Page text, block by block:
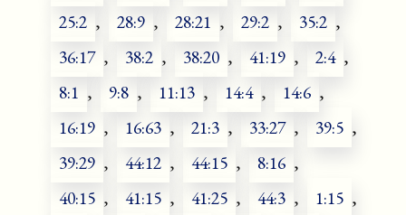
25:2 , 28:9 , 28:21 , 29:2 , 35:2 ,
36:17 , 38:2 , 38:20 , 41:19 , 2:4 ,
8:1 , 9:8 , 11:13 , 14:4 , 14:6 ,
16:19 , 16:63 , 21:3 , 33:27 , 39:5 ,
39:29 , 44:12 , 44:15 , 8:16 ,
40:15 , 41:15 , 41:25 , 44:3 , 1:15 ,